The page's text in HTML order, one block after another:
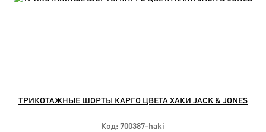
ТРИКОТАЖНЫЕ ШОРТЫ КАРГО ЦВЕТА ХАКИ JACK & JONES
Код: 700387-haki